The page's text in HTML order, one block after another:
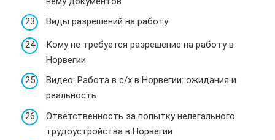
Виды разрешений на работу
Кому не требуется разрешение на работу в
Норвегии
Видео: Работа в с/х в Норвегии: ожидания и
реальность
Ответственность за попытку нелегального
трудоустройства в Норвегии